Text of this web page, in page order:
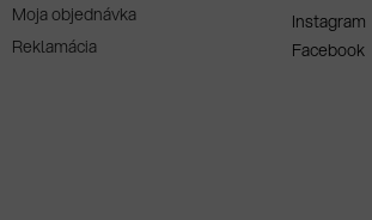
Moja objednávka
Reklamácia
Instagram
Facebook